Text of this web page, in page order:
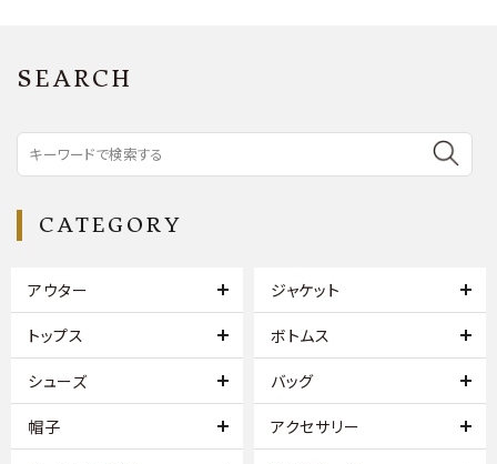
SEARCH
CATEGORY
アウター ジャケット
トップス ボトムス
シューズ バッグ
帽子 アクセサリー